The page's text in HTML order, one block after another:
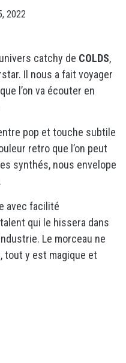
2022
catchy de COLDS,
Il nous a fait voyager
l’on va écouter en
pop et touche subtile
retro que l’on peut
synthés, nous envelope
avec facilité
qui le hissera dans
Le morceau ne
tout y est magique et